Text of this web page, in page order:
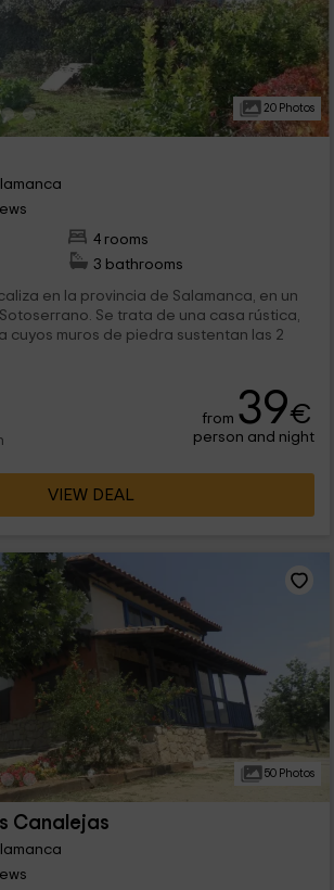
20 Photos
4 rooms
3 bathrooms
en la provincia de Salamanca, en un
Se trata de una casa rústica,
cuyos muros de piedra sustentan las 2
from 39€
person and night
VIEW DEAL
50 Photos
Canalejas